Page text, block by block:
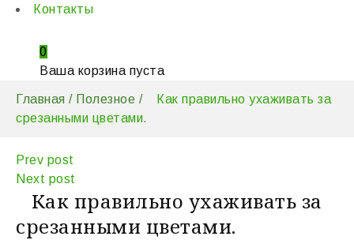
Контакты
0
Ваша корзина пуста
Главная / Полезное /
Как правильно ухаживать за
срезанными цветами.
Prev post
Next post
Как правильно ухаживать за
срезанными цветами.